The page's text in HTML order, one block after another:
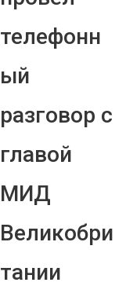
телефонн
ый
разговор с
главой
МИД
Великобри
тании